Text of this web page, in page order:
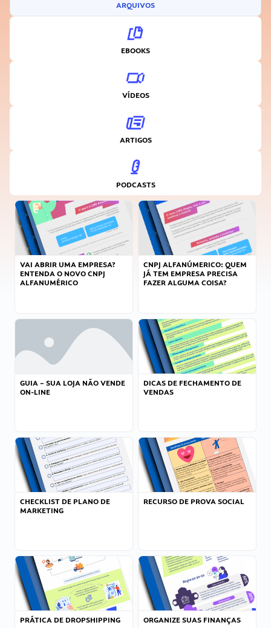
ARQUIVOS
EBOOKS
VÍDEOS
ARTIGOS
PODCASTS
VAI ABRIR UMA EMPRESA?
ENTENDA O NOVO CNPJ
ALFANUMÉRICO
CNPJ ALFANÚMERICO: QUEM
JÁ TEM EMPRESA PRECISA
FAZER ALGUMA COISA?
GUIA – SUA LOJA NÃO VENDE
ON-LINE
DICAS DE FECHAMENTO DE
VENDAS
CHECKLIST DE PLANO DE
MARKETING
RECURSO DE PROVA SOCIAL
PRÁTICA DE DROPSHIPPING ORGANIZE SUAS FINANÇAS